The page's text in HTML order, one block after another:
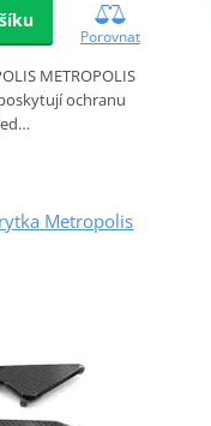
Porovnat
METROPOLIS
ochranu
Metropolis